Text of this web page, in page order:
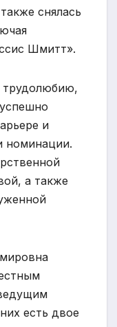
снялась
Шмитт».
трудолюбию,
и
номинации.
а также
есть двое